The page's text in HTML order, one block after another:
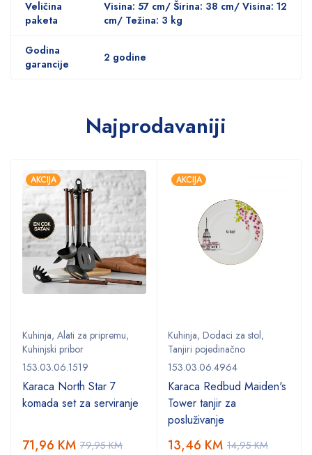
Veličina
paketa
Visina: 57 cm/ Širina: 38 cm/ Visina: 12
cm/ Težina: 3 kg
Godina
garancije
2 godine
Najprodavaniji
AKCIJA
Kuhinja, Alati za pripremu,
Kuhinjski pribor
153.03.06.1519
Karaca North Star 7
komada set za serviranje
79,95KM
71,96 KM
AKCIJA
Kuhinja, Dodaci za stol,
Tanjiri pojedinačno
153.03.06.4964
Karaca Redbud Maiden's
Tower tanjir za
posluživanje
14,95KM
13,46 KM